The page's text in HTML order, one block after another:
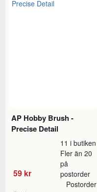
AP Hobby Brush -
Precise Detail
59 kr
11 i butiken
Fler än 20
på
postorder
Postorder